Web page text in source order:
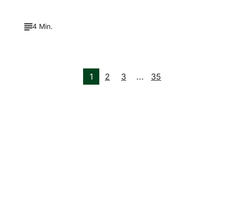
4 Min.
1 2 3 ... 35